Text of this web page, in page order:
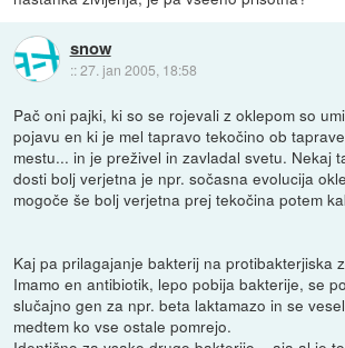
snow
::27. jan 2005, 18:58
Pač oni pajki, ki so se rojevali z oklepom so
pojavu en ki je mel tapravo tekočino ob
mestu... in je preživel in zavladal svetu. Nekaj
dosti bolj verjetna je npr. sočasna evolucija
mogoče še bolj verjetna prej tekočina potem
Kaj pa prilagajanje bakterij na protibakterjiska
Imamo en antibiotik, lepo pobija bakterije, se
slučajno gen za npr. beta laktamazo in se
medtem ko vse ostale pomrejo.